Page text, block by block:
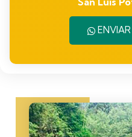
ENVIAR